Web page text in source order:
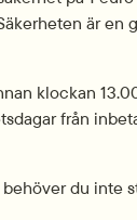
är en
klockan
från
du inte